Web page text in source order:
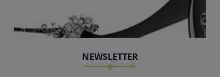
NEWSLETTER